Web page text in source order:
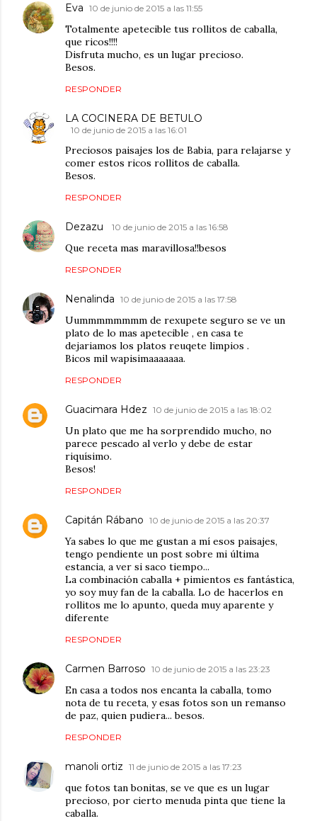
Eva 10 de junio de 2015 a las 11:55
Totalmente apetecible tus rollitos de caballa,
que ricos!!!!
Disfruta mucho, es un lugar precioso.
Besos.
RESPONDER
LA COCINERA DE BETULO
10 de junio de 2015 a las 16:01
Preciosos paisajes los de Babia, para relajarse y
comer estos ricos rollitos de caballa.
Besos.
RESPONDER
Dezazu 10 de junio de 2015 a las 16:58
Que receta mas maravillosa!!besos
RESPONDER
Nenalinda 10 de junio de 2015 a las 17:58
Uummmmmmmm de rexupete seguro se ve un
plato de lo mas apetecible , en casa te
dejariamos los platos reuqete limpios .
Bicos mil wapisimaaaaaaa.
RESPONDER
Guacimara Hdez 10 de junio de 2015 a las 18:02
Un plato que me ha sorprendido mucho, no
parece pescado al verlo y debe de estar
riquísimo.
Besos!
RESPONDER
Capitán Rábano 10 de junio de 2015 a las 20:37
Ya sabes lo que me gustan a mí esos paisajes,
tengo pendiente un post sobre mi última
estancia, a ver si saco tiempo...
La combinación caballa + pimientos es fantástica,
yo soy muy fan de la caballa. Lo de hacerlos en
rollitos me lo apunto, queda muy aparente y
diferente
RESPONDER
Carmen Barroso 10 de junio de 2015 a las 23:23
En casa a todos nos encanta la caballa, tomo
nota de tu receta, y esas fotos son un remanso
de paz, quien pudiera... besos.
RESPONDER
manoli ortiz 11 de junio de 2015 a las 17:23
que fotos tan bonitas, se ve que es un lugar
precioso, por cierto menuda pinta que tiene la
caballa.